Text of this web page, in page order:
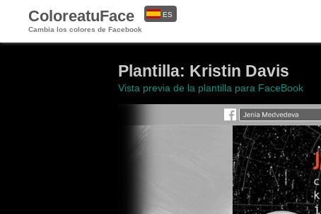
ColoreatuFace
Cambia los colores de Facebook
ES
Plantilla: Kristin Davis
Vista previa de la plantilla para FaceBook